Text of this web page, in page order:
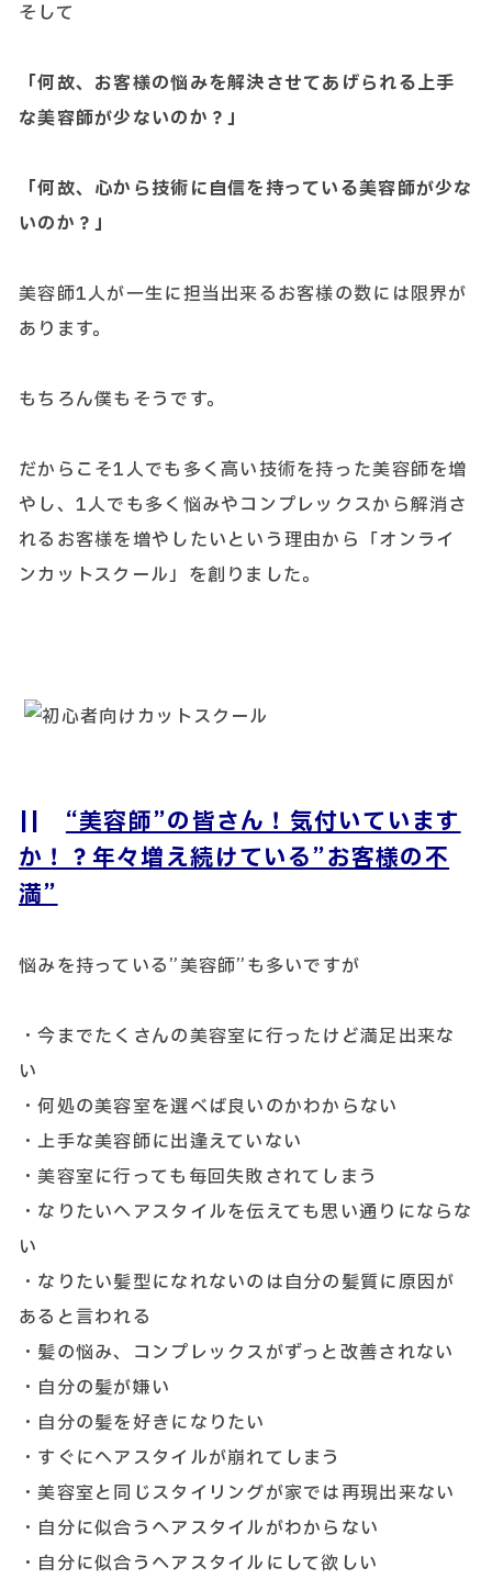
そして
「何故、お客様の悩みを解決させてあげられる上手
な美容師が少ないのか？」
「何故、心から技術に自信を持っている美容師が少な
いのか？」
美容師1人が一生に担当出来るお客様の数には限界が
あります。
もちろん僕もそうです。
だからこそ1人でも多く高い技術を持った美容師を増
やし、1人でも多く悩みやコンプレックスから解消さ
れるお客様を増やしたいという理由から「オンライ
ンカットスクール」を創りました。
|| “美容師”の皆さん！気付いています
か！？年々増え続けている”お客様の不
満”
悩みを持っている”美容師”も多いですが
・今までたくさんの美容室に行ったけど満足出来な
い
・何処の美容室を選べば良いのかわからない
・上手な美容師に出逢えていない
・美容室に行っても毎回失敗されてしまう
・なりたいヘアスタイルを伝えても思い通りにならな
い
・なりたい髪型になれないのは自分の髪質に原因が
あると言われる
・髪の悩み、コンプレックスがずっと改善されない
・自分の髪が嫌い
・自分の髪を好きになりたい
・すぐにヘアスタイルが崩れてしまう
・美容室と同じスタイリングが家では再現出来ない
・自分に似合うヘアスタイルがわからない
・自分に似合うヘアスタイルにして欲しい